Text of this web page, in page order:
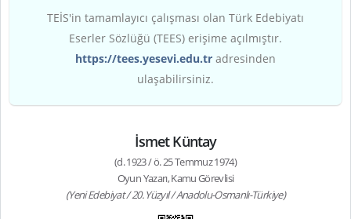
TEİS'in tamamlayıcı çalışması olan Türk Edebiyatı
Eserler Sözlüğü (TEES) erişime açılmıştır.
https://tees.yesevi.edu.tr adresinden
ulaşabilirsiniz.
İsmet Küntay
(d. 1923 / ö. 25 Temmuz 1974)
Oyun Yazarı, Kamu Görevlisi
(Yeni Edebiyat / 20. Yüzyıl / Anadolu-Osmanlı-Türkiye)